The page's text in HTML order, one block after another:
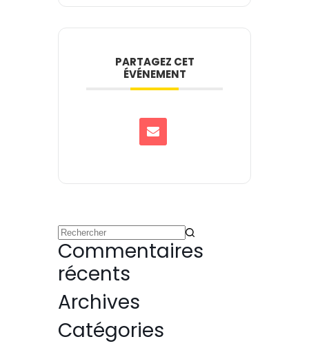
PARTAGEZ CET
ÉVÉNEMENT
Commentaires
récents
Archives
Catégories